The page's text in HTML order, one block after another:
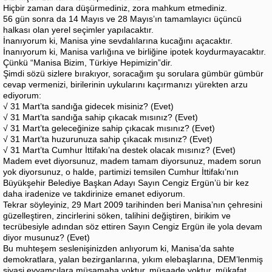
Hiçbir zaman dara düşürmediniz, zora mahkum etmediniz.
56 gün sonra da 14 Mayıs ve 28 Mayıs’ın tamamlayıcı üçüncü
halkası olan yerel seçimler yapılacaktır.
İnanıyorum ki, Manisa yine sevdalılarına kucağını açacaktır.
İnanıyorum ki, Manisa varlığına ve birliğine ipotek koydurmayacaktır.
Çünkü “Manisa Bizim, Türkiye Hepimizin”dir.
Şimdi sözü sizlere bırakıyor, soracağım şu sorulara gümbür gümbür
cevap vermenizi, birilerinin uykularını kaçırmanızı yürekten arzu
ediyorum:
√ 31 Mart’ta sandığa gidecek misiniz? (Evet)
√ 31 Mart’ta sandığa sahip çıkacak mısınız? (Evet)
√ 31 Mart’ta geleceğinize sahip çıkacak mısınız? (Evet)
√ 31 Mart’ta huzurunuza sahip çıkacak mısınız? (Evet)
√ 31 Mart’ta Cumhur İttifakı’na destek olacak mısınız? (Evet)
Madem evet diyorsunuz, madem tamam diyorsunuz, madem sorun
yok diyorsunuz, o halde, partimizi temsilen Cumhur İttifakı’nın
Büyükşehir Belediye Başkan Adayı Sayın Cengiz Ergün’ü bir kez
daha iradenize ve takdirinize emanet ediyorum.
Tekrar söyleyiniz, 29 Mart 2009 tarihinden beri Manisa’nın çehresini
güzelleştiren, zincirlerini söken, talihini değiştiren, birikim ve
tecrübesiyle adından söz ettiren Sayın Cengiz Ergün ile yola devam
diyor musunuz? (Evet)
Bu muhteşem seslenişinizden anlıyorum ki, Manisa’da sahte
demokratlara, yalan bezirganlarına, yıkım elebaşlarına, DEM’lenmiş